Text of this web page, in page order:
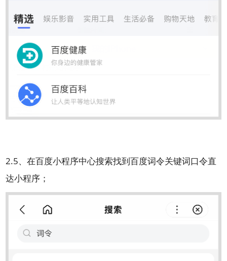
2.5、在百度小程序中心搜索找到百度词令关键词口令直
达小程序；